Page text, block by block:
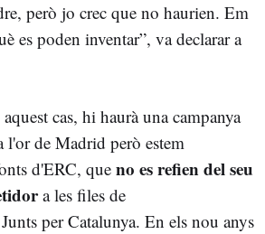
però jo crec que no haurien. Em
es poden inventar”, va declarar a
cas, hi haurà una campanya
l'or de Madrid però estem
d'ERC, que no es refien del seu
a les files de
per Catalunya. En els nou anys